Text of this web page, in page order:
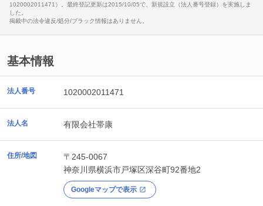
1020002011471）。最終登記更新は2015/10/05で、新規設立（法人番号登録）を実施しま
した。
掲載中の法令違反/処分/ブラック情報はありません。
基本情報
法人番号 1020002011471
法人名 有限会社帯康
住所/地図
〒245-0067
神奈川県横浜市戸塚区深谷町92番地2
Googleマップで表示